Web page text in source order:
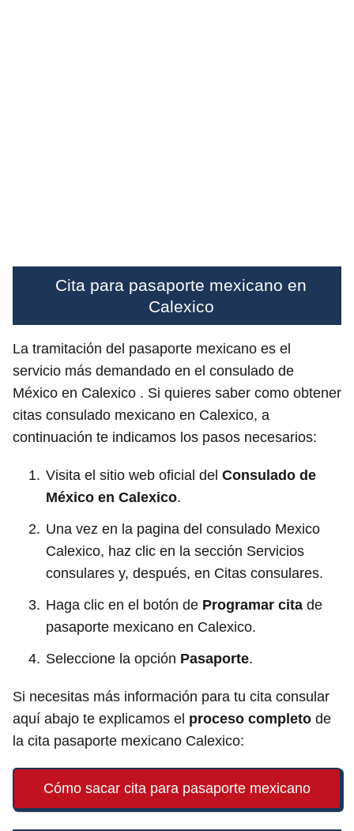
Cita para pasaporte mexicano en
Calexico
La tramitación del pasaporte mexicano es el
servicio más demandado en el consulado de
México en Calexico . Si quieres saber como obtener
citas consulado mexicano en Calexico, a
continuación te indicamos los pasos necesarios:
Visita el sitio web oficial del Consulado de
México en Calexico.
Una vez en la pagina del consulado Mexico
Calexico, haz clic en la sección Servicios
consulares y, después, en Citas consulares.
Haga clic en el botón de Programar cita de
pasaporte mexicano en Calexico.
Seleccione la opción Pasaporte.
Si necesitas más información para tu cita consular
aquí abajo te explicamos el proceso completo de
la cita pasaporte mexicano Calexico:
Cómo sacar cita para pasaporte mexicano